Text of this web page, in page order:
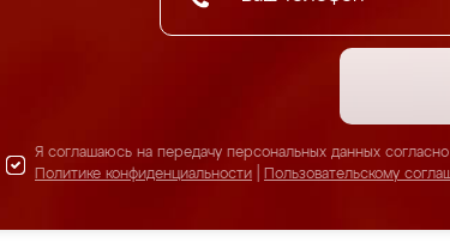
Я соглашаюсь на передачу персональных данных согласно
Политике конфиденциальности
Пользовательскому